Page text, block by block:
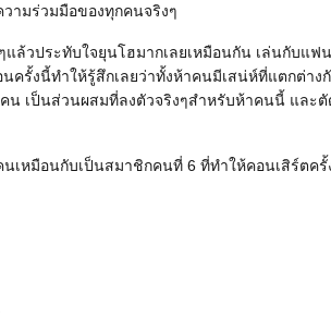
มร่วมมือของทุกคนจริงๆ
แล้วประทับใจยุนโฮมากเลยเหมือนกัน เล่นกับแฟ
ครั้งนี้ทำให้รู้สึกเลยว่าทั้งห้าคนมีเสน่ห์ที่แตกต่าง
น เป็นส่วนผสมที่ลงตัวจริงๆสำหรับห้าคนนี้ และตั
เหมือนกับเป็นสมาชิกคนที่ 6 ที่ทำให้คอนเสิร์ตค